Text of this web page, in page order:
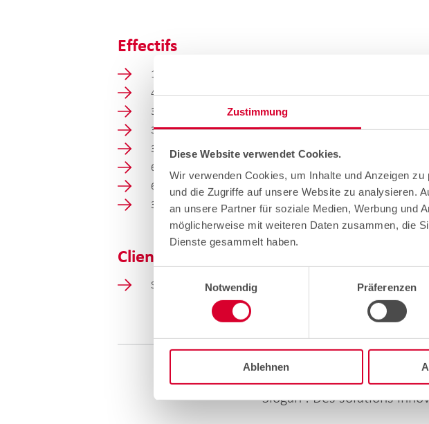
Zustimmung
Diese Website verwendet Cookies.
Wir verwenden Cookies, um Inhalte und Anzeigen
und die Zugriffe auf unsere Website zu analysieren.
an unsere Partner für soziale Medien, Werbung und
möglicherweise mit weiteren Daten zusammen, die
Dienste gesammelt haben.
Notwendig
Präferenzen
Ablehnen
Effectifs
1 Responsable régional
4 Teamleaders
3 Chefs de Projet
33 Chefs de Chantier
3 Chefs d'équipe tirage
61 Monteurs
6 collaborateurs administratifs
30 partenaires stratégiques (génie civil et montage)
Client
Swisscom
Wireline
Slogan : Des solutions